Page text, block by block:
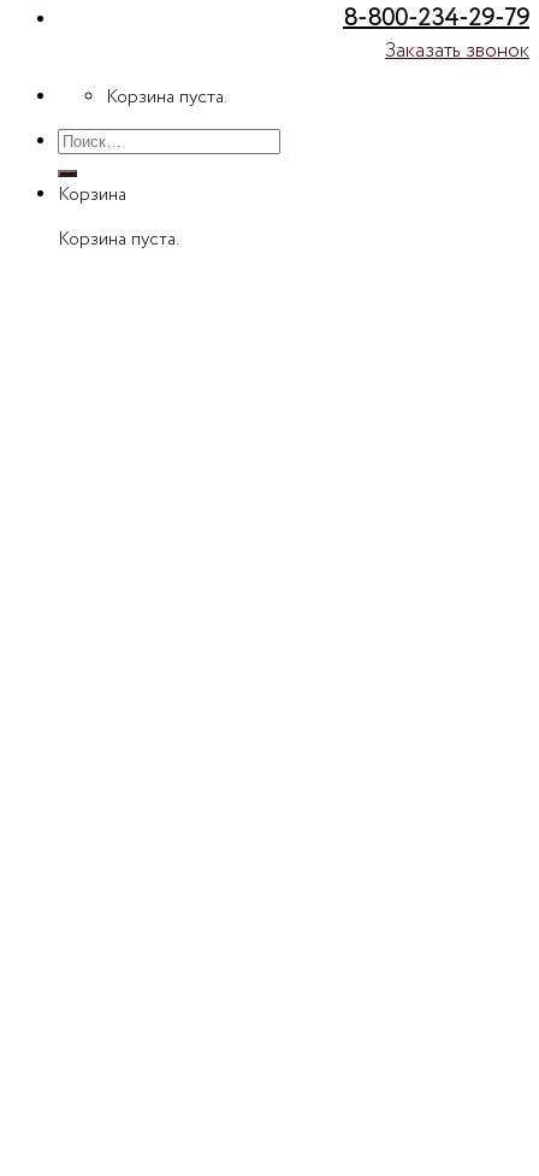
8-800-234-29-79
Заказать звонок
Корзина пуста.
Искать:
Корзина
Корзина пуста.